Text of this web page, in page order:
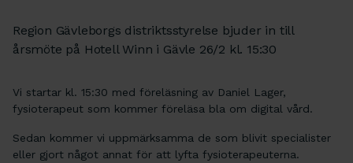
Region Gävleborgs distriktsstyrelse bjuder in till
årsmöte på Hotell Winn i Gävle 26/2 kl. 15:30
Vi startar kl. 15:30 med föreläsning av Daniel Lager,
fysioterapeut som kommer föreläsa bla om digital vård.
Sedan kommer vi uppmärksamma de som blivit specialister
eller gjort något annat för att lyfta fysioterapeuterna.